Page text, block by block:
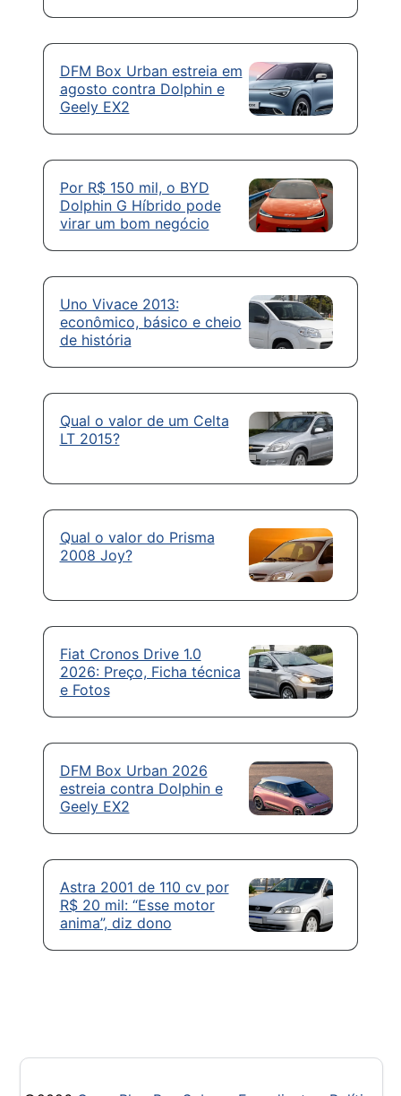
DFM Box Urban estreia em
agosto contra Dolphin e
Geely EX2
Por R$ 150 mil, o BYD
Dolphin G Híbrido pode
virar um bom negócio
Uno Vivace 2013:
econômico, básico e cheio
de história
Qual o valor de um Celta
LT 2015?
Qual o valor do Prisma
2008 Joy?
Fiat Cronos Drive 1.0
2026: Preço, Ficha técnica
e Fotos
DFM Box Urban 2026
estreia contra Dolphin e
Geely EX2
Astra 2001 de 110 cv por
R$ 20 mil: “Esse motor
anima”, diz dono